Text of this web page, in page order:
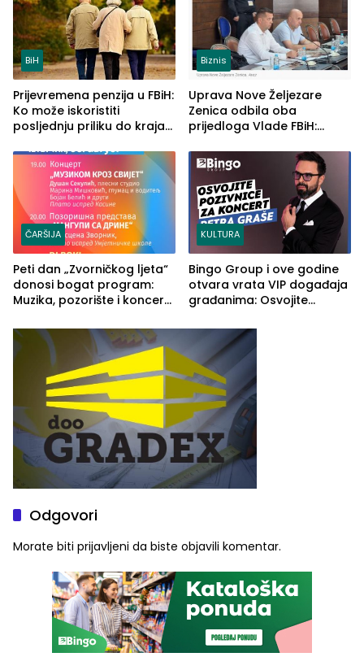
BiH
Prijevremena penzija u FBiH:
Ko može iskoristiti
posljednju priliku do kraja
Biznis
Uprava Nove Željezare
Zenica odbila oba
prijedloga Vlade FBiH:
rješenje
ČARŠIJA
Peti dan „Zvorničkog ljeta“
donosi bogat program:
Muzika, pozorište i koncert
KULTURA
Bingo Group i ove godine
otvara vrata VIP događaja
građanima: Osvojite
Graše
Odgovori
Morate biti prijavljeni da biste objavili komentar.